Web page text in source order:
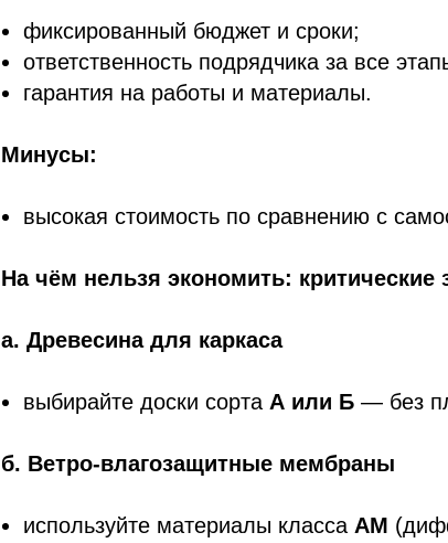
фиксированный бюджет и сроки;
ответственность подрядчика за все
гарантия на работы и материалы.
Минусы:
высокая стоимость по сравнению с
На чём нельзя экономить: критические
а. Древесина для каркаса
выбирайте доски сорта А или Б — без
б. Ветро‑влагозащитные мембраны
используйте материалы класса АМ